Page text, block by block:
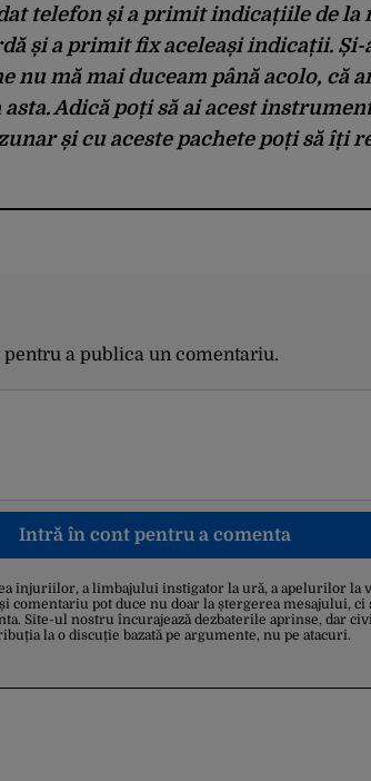
telefon și a primit indicațiile de la
și a primit fix aceleași indicații. Și-
nu mă mai duceam până acolo, că
Adică poți să ai acest
și cu aceste pachete poți să îți
pentru a publica un comentariu.
Intră în cont pentru a comenta
injuriilor, a limbajului instigator la ură, a apelurilor la
comentariu pot duce nu doar la ștergerea mesajului, ci
Site-ul nostru încurajează dezbaterile aprinse, dar
la o discuție bazată pe argumente, nu pe atacuri.